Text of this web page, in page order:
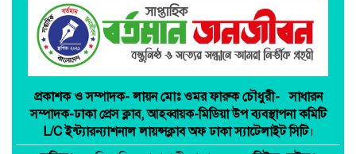
প্রকাশক ও সম্পাদক-লায়ন মোঃ ওমর ফারুক চৌধুরী- সাধারন
সম্পাদক-ঢাকা প্রেস ক্লাব, আহব্বায়ক-মিডিয়া উপ ব্যবস্থাপনা কমিটি
L/C ইন্ট্যারন্যাশনাল লায়ন্সক্লাব অফ ঢাকা স্যাটেলাইট সিটি।